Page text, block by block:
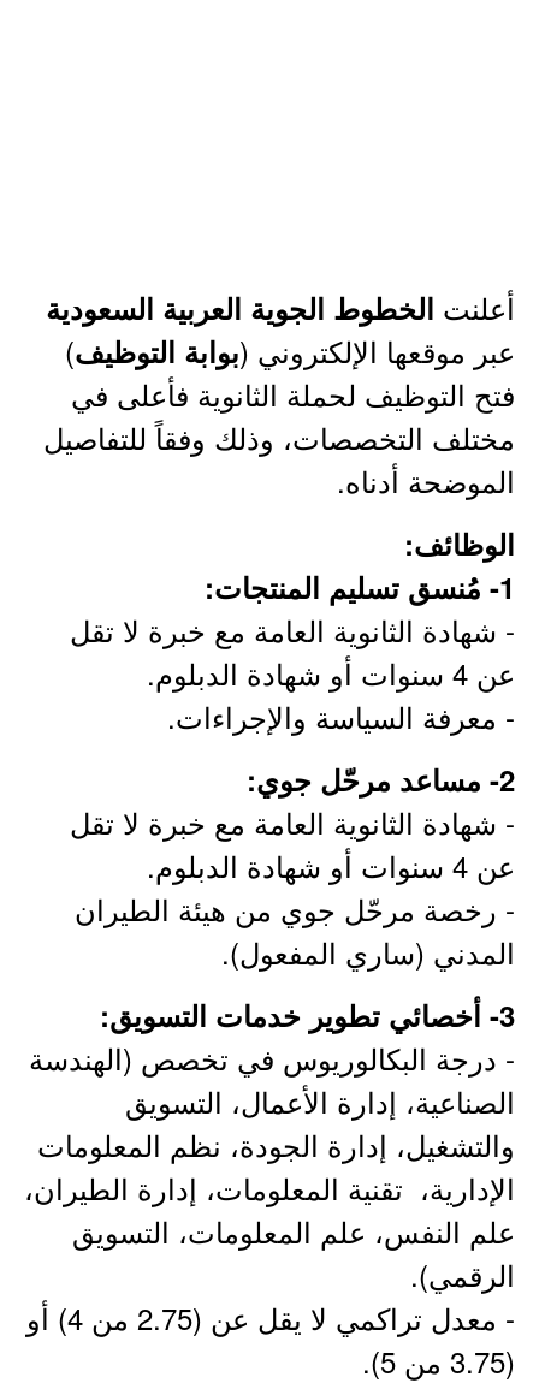
أعلنت الخطوط الجوية العربية السعودية
عبر موقعها الإلكتروني (بوابة التوظيف)
فتح التوظيف لحملة الثانوية فأعلى في
مختلف التخصصات، وذلك وفقاً للتفاصيل
الموضحة أدناه.
الوظائف:
1- مُنسق تسليم المنتجات:
- شهادة الثانوية العامة مع خبرة لا تقل
عن 4 سنوات أو شهادة الدبلوم.
- معرفة السياسة والإجراءات.
2- مساعد مرحّل جوي:
- شهادة الثانوية العامة مع خبرة لا تقل
عن 4 سنوات أو شهادة الدبلوم.
- رخصة مرحّل جوي من هيئة الطيران
المدني (ساري المفعول).
3- أخصائي تطوير خدمات التسويق:
- درجة البكالوريوس في تخصص (الهندسة
الصناعية، إدارة الأعمال، التسويق
والتشغيل، إدارة الجودة، نظم المعلومات
الإدارية، تقنية المعلومات، إدارة الطيران،
علم النفس، علم المعلومات، التسويق
الرقمي).
- معدل تراكمي لا يقل عن (2.75 من 4) أو
(3.75 من 5).